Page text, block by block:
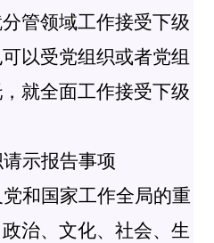
管领域工作接受下级
以受党组织或者党组
就全面工作接受下级
示报告事项
和国家工作全局的重
治、文化、社会、生